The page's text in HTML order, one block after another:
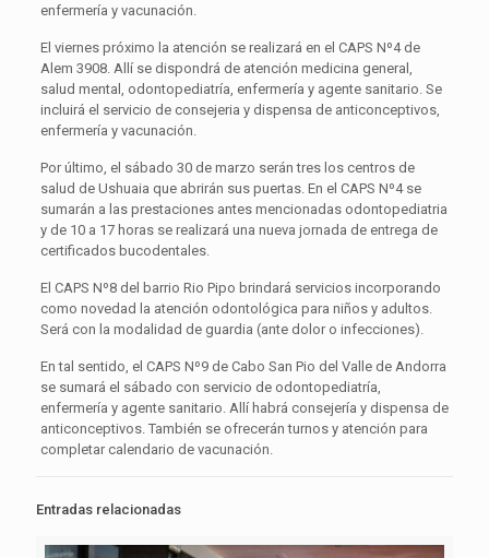
enfermería y vacunación.
El viernes próximo la atención se realizará en el CAPS Nº4 de
Alem 3908. Allí se dispondrá de atención medicina general,
salud mental, odontopediatría, enfermería y agente sanitario. Se
incluirá el servicio de consejeria y dispensa de anticonceptivos,
enfermería y vacunación.
Por último, el sábado 30 de marzo serán tres los centros de
salud de Ushuaia que abrirán sus puertas. En el CAPS Nº4 se
sumarán a las prestaciones antes mencionadas odontopediatria
y de 10 a 17 horas se realizará una nueva jornada de entrega de
certificados bucodentales.
El CAPS Nº8 del barrio Rio Pipo brindará servicios incorporando
como novedad la atención odontológica para niños y adultos.
Será con la modalidad de guardia (ante dolor o infecciones).
En tal sentido, el CAPS Nº9 de Cabo San Pio del Valle de Andorra
se sumará el sábado con servicio de odontopediatría,
enfermería y agente sanitario. Allí habrá consejería y dispensa de
anticonceptivos. También se ofrecerán turnos y atención para
completar calendario de vacunación.
Entradas relacionadas